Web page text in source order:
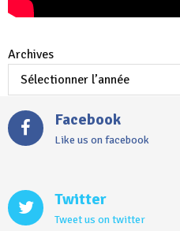
Archives
Facebook
Like us on facebook
Twitter
Tweet us on twitter